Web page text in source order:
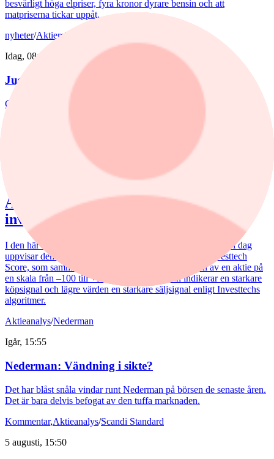
besvärligt höga elpriser, fyra kronor dyrare bensin och att
matpriserna tickar uppåt.
nyheter/Aktierekommendationer
Idag, 08:39
Just nu Höjd riktkurs för Nibe
Citigroup sänker riktkursen för Novo Nordisk. Här är dagens
/Investor
Analytikern: Tre köpvärda
investmentbolag
I den här artikeln lyfter vi fram de tre investmentbolag som i dag
uppvisar den starkaste tekniska bilden enligt vår nya Investtech
Score, som sammanfattar den tekniska bedömningen av en aktie på
en skala från –100 till +100, där högre värden indikerar en starkare
köpsignal och lägre värden en starkare säljsignal enligt Investtechs
algoritmer.
Aktieanalys/Nederman
Igår, 15:55
Nederman: Vändning i sikte?
Det har blåst snåla vindar runt Nederman på börsen de senaste åren.
Det är bara delvis befogat av den tuffa marknaden.
Kommentar,Aktieanalys/Scandi Standard
5 augusti, 15:50